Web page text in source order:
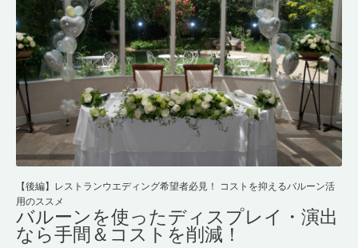
【後編】レストランウエディング希望者必見！ コストを抑えるバルーン活
用のススメ
バルーンを使ったディスプレイ・演出
なら手間＆コストを削減！